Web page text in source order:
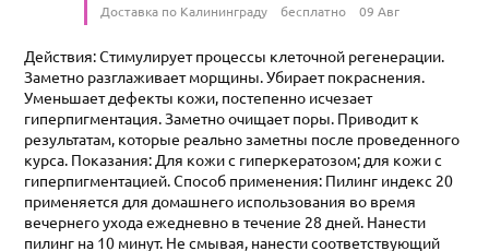
Условия доставки
Доставка по Калининграду бесплатно 09 Авг
Действия: Стимулирует процессы клеточной регенерации.
Заметно разглаживает морщины. Убирает покраснения.
Уменьшает дефекты кожи, постепенно исчезает
гиперпигментация. Заметно очищает поры. Приводит к
результатам, которые реально заметны после проведенного
курса. Показания: Для кожи с гиперкератозом; для кожи с
гиперпигментацией. Способ применения: Пилинг индекс 20
применяется для домашнего использования во время
вечернего ухода ежедневно в течение 28 дней. Нанести
пилинг на 10 минут. Не смывая, нанести соответствующий